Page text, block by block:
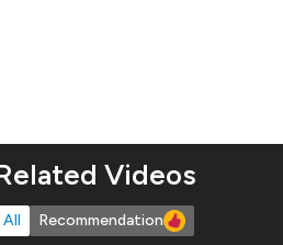
Videos
All Recommendation